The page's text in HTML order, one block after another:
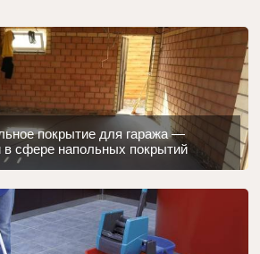
покрытие для гаража —
в сфере напольных покрытий